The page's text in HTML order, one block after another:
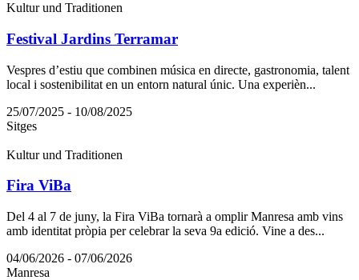
Kultur und Traditionen
Festival Jardins Terramar
Vespres d’estiu que combinen música en directe, gastronomia, talent
local i sostenibilitat en un entorn natural únic. Una experièn...
25/07/2025 - 10/08/2025
Sitges
Kultur und Traditionen
Fira ViBa
Del 4 al 7 de juny, la Fira ViBa tornarà a omplir Manresa amb vins
amb identitat pròpia per celebrar la seva 9a edició. Vine a des...
04/06/2026 - 07/06/2026
Manresa